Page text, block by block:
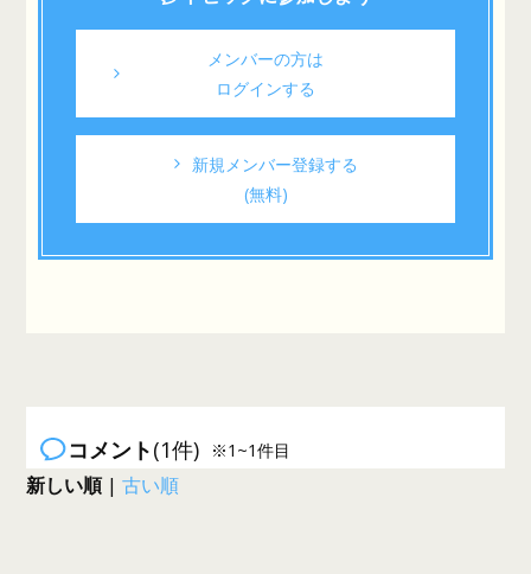
メンバーの方は
ログインする
新規メンバー登録する
(無料)
コメント(1件) ※1~1件目
新しい順|古い順